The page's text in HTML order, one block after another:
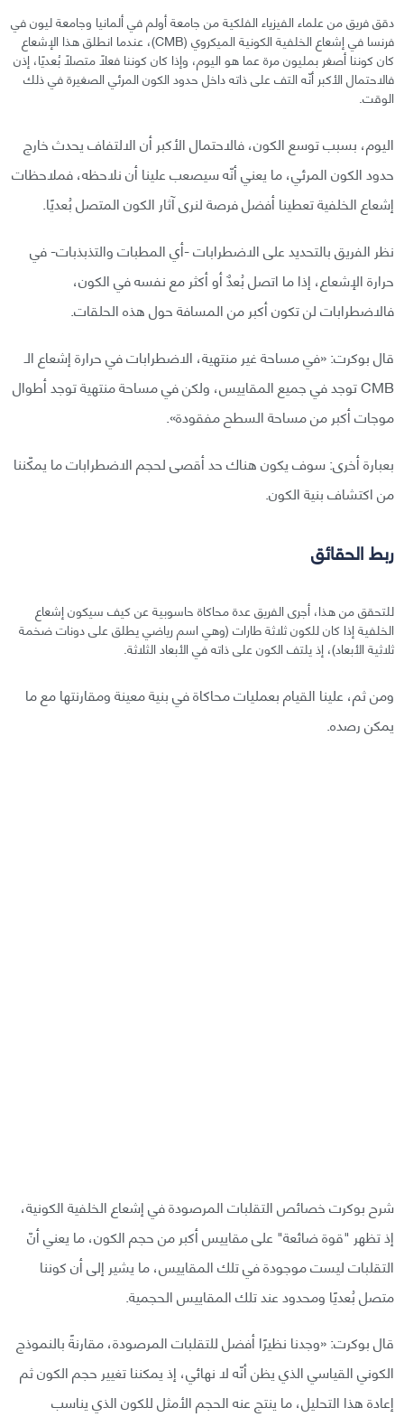
دقق فريق من علماء الفيزياء الفلكية من جامعة أولم في ألمانيا وجامعة ليون في
فرنسا في إشعاع الخلفية الكونية الميكروي (CMB)، عندما انطلق هذا الإشعاع
كان كوننا أصغر بمليون مرة عما هو اليوم، وإذا كان كوننا فعلًا متصلًا بُعديًا، إذن
فالاحتمال الأكبر أنّه التف على ذاته داخل حدود الكون المرئي الصغيرة في ذلك
الوقت.
اليوم، بسبب توسع الكون، فالاحتمال الأكبر أن الالتفاف يحدث خارج
حدود الكون المرئي، ما يعني أنّه سيصعب علينا أن نلاحظه، فملاحظات
إشعاع الخلفية تعطينا أفضل فرصة لنرى آثار الكون المتصل بُعديًا.
نظر الفريق بالتحديد على الاضطرابات -أي المطبات والتذبذبات- في
حرارة الإشعاع، إذا ما اتصل بُعدٌ أو أكثر مع نفسه في الكون،
فالاضطرابات لن تكون أكبر من المسافة حول هذه الحلقات.
قال بوكرت: «في مساحة غير منتهية، الاضطرابات في حرارة إشعاع الـ
CMB توجد في جميع المقاييس، ولكن في مساحة منتهية توجد أطوال
موجات أكبر من مساحة السطح مفقودة».
بعبارة أخرى: سوف يكون هناك حد أقصى لحجم الاضطرابات ما يمكّننا
من اكتشاف بنية الكون.
ربط الحقائق
للتحقق من هذا، أجرى الفريق عدة محاكاة حاسوبية عن كيف سيكون إشعاع
الخلفية إذا كان للكون ثلاثة طارات (وهي اسم رياضي يطلق على دونات ضخمة
ثلاثية الأبعاد)، إذ يلتف الكون على ذاته في الأبعاد الثلاثة.
ومن ثم، علينا القيام بعمليات محاكاة في بنية معينة ومقارنتها مع ما
يمكن رصده.
شرح بوكرت خصائص التقلبات المرصودة في إشعاع الخلفية الكونية،
إذ تظهر "قوة ضائعة" على مقاييس أكبر من حجم الكون، ما يعني أنّ
التقلبات ليست موجودة في تلك المقاييس، ما يشير إلى أن كوننا
متصل بُعديًا ومحدود عند تلك المقاييس الحجمية.
قال بوكرت: «وجدنا نظيرًا أفضل للتقلبات المرصودة، مقارنةً بالنموذج
الكوني القياسي الذي يظن أنّه لا نهائي، إذ يمكننا تغيير حجم الكون ثم
إعادة هذا التحليل، ما ينتج عنه الحجم الأمثل للكون الذي يناسب